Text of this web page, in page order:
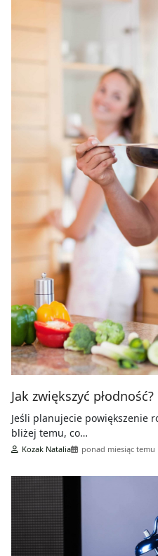
Jak zwiększyć płodność?
Jeśli planujecie powiększenie
bliżej temu, co…
Kozak Natalia ponad miesiąc temu